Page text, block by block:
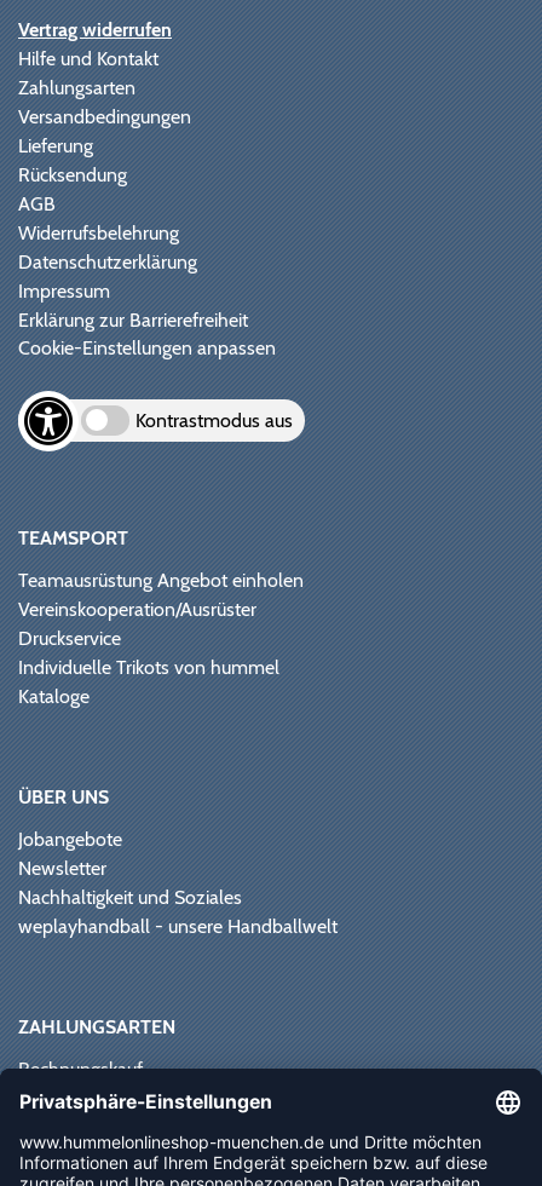
Vertrag widerrufen
Hilfe und Kontakt
Zahlungsarten
Versandbedingungen
Lieferung
Rücksendung
AGB
Widerrufsbelehrung
Datenschutzerklärung
Impressum
Erklärung zur Barrierefreiheit
Cookie-Einstellungen anpassen
Kontrastmodus aus
TEAMSPORT
Teamausrüstung Angebot einholen
Vereinskooperation/Ausrüster
Druckservice
Individuelle Trikots von hummel
Kataloge
ÜBER UNS
Jobangebote
Newsletter
Nachhaltigkeit und Soziales
weplayhandball - unsere Handballwelt
ZAHLUNGSARTEN
Rechnungskauf
Paypal
Vorkasse